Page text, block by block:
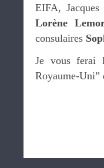
EIFA,
Lorène
consulaires
Je vous ferai
Royaume-Uni”